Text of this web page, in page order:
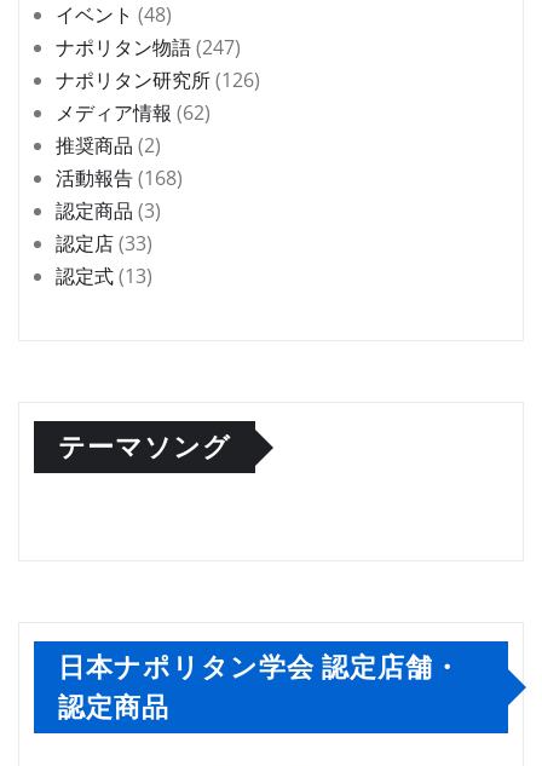
イベント (48)
ナポリタン物語(247)
ナポリタン研究所(126)
メディア情報 (62)
推奨商品 (2)
活動報告(168)
認定商品 (3)
認定店(33)
認定式(13)
テーマソング
日本ナポリタン学会 認定店舗・
認定商品